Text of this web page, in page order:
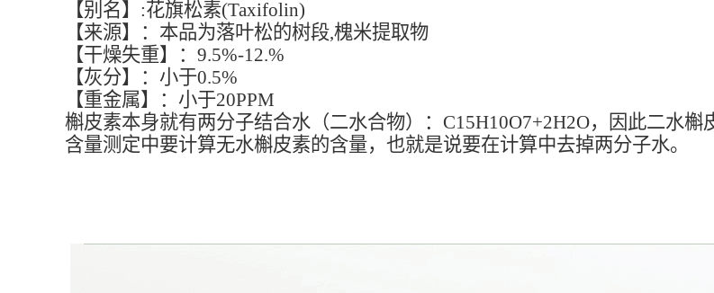
【别名】:花旗松素(Taxifolin)
【来源】：本品为落叶松的树段,槐米提取物
【干燥失重】：9.5%-12.%
【灰分】：小于0.5%
【重金属】：小于20PPM
槲皮素本身就有两分子结合水（二水合物）：C15H10O7+2H2O，因此二水
含量测定中要计算无水槲皮素的含量，也就是说要在计算中去掉两分子水。